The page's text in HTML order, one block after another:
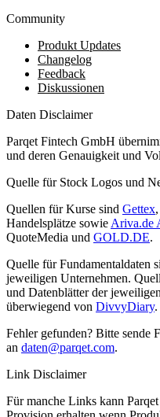
Community
Produkt Updates
Changelog
Feedback
Diskussionen
Daten Disclaimer
Parqet Fintech GmbH
und deren Genauigkeit und
Quelle für Stock Logos und
Quellen für Kurse sind Gettex,
Handelsplätze sowie Ariva.de
QuoteMedia und GOLD.DE.
Quelle für Fundamentaldaten
jeweiligen Unternehmen.
und Datenblätter der
überwiegend von DivvyDiary.
Fehler gefunden? Bitte sende
an daten@parqet.com.
Link Disclaimer
Für manche Links kann